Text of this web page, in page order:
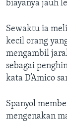
biayanya jauh
Sewaktu ia
kecil orang
mengambil
sebagai
kata D’Amico
Spanyol
mengenakan